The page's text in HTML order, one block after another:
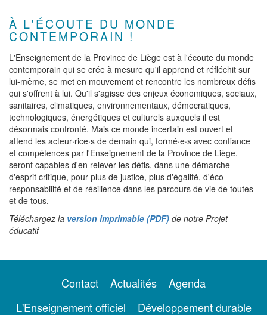
À L'ÉCOUTE DU MONDE
CONTEMPORAIN !
L'Enseignement de la Province de Liège est à l'écoute du monde
contemporain qui se crée à mesure qu'il apprend et réfléchit sur
lui-même, se met en mouvement et rencontre les nombreux défis
qui s'offrent à lui. Qu'il s'agisse des enjeux économiques, sociaux,
sanitaires, climatiques, environnementaux, démocratiques,
technologiques, énergétiques et culturels auxquels il est
désormais confronté. Mais ce monde incertain est ouvert et
attend les acteur·rice·s de demain qui, formé·e·s avec confiance
et compétences par l'Enseignement de la Province de Liège,
seront capables d'en relever les défis, dans une démarche
d'esprit critique, pour plus de justice, plus d'égalité, d'éco-
responsabilité et de résilience dans les parcours de vie de toutes
et de tous.
Téléchargez la version imprimable (PDF) de notre Projet
éducatif
Contact Actualités
Agenda
L'Enseignement officiel
Développement durable